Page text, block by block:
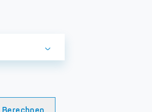
Berechnen